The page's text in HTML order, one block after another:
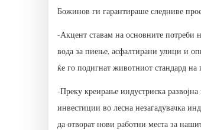
Божинов ги гарантираше следниве
-Акцент ставам на основните потреби
вода за пиење, асфалтирани улици и
ќе го подигнат животниот стандард на
-Преку креирање индустриска
инвестиции во лесна незагадувачка
да отворат нови работни места за